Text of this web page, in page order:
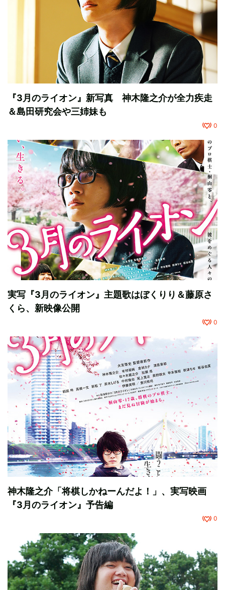
『3月のライオン』新写真 神木隆之介が全力疾走
＆島田研究会や三姉妹も
0
実写『3月のライオン』主題歌はぼくりり＆藤原さ
くら、新映像公開
0
神木隆之介「将棋しかねーんだよ！」、実写映画
『3月のライオン』予告編
0